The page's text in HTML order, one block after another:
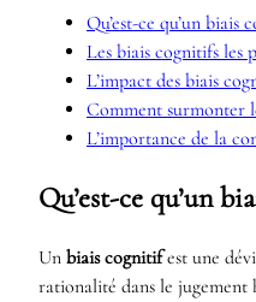
Qu’est-ce qu’un biais
Les biais cognitifs les
L’impact des biais
Comment surmonter
L’importance de la
Qu’est-ce qu’un
Un biais cognitifest une
rationalité dans le jugement